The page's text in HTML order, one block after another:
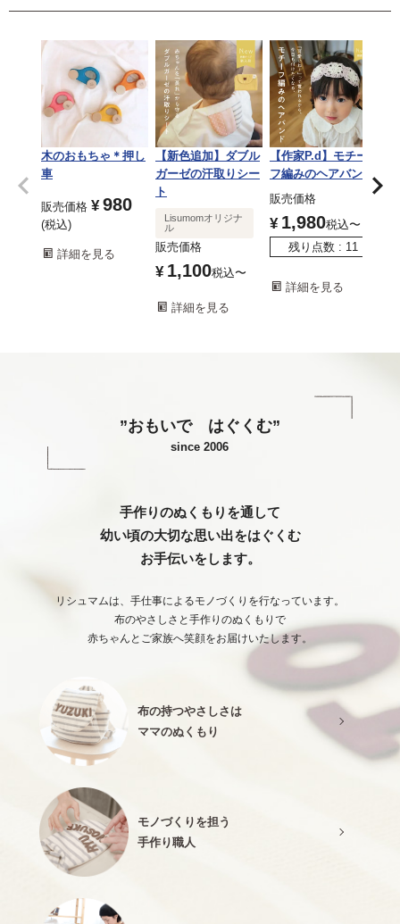
木のおもちゃ＊押し
車
販売価格 ¥ 980
税込
詳細を見る
【新色追加】ダブル
ガーゼの汗取りシー
ト
Lisumomオリジナ
ル
販売価格
¥ 1,100税込〜
詳細を見る
【作家P.d】モチー
フ編みのヘアバンド
販売価格
¥ 1,980税込〜
残り点数
11
詳細を見る
”おもいで はぐくむ”
since 2006
手作りのぬくもりを通して
幼い頃の大切な思い出をはぐくむ
お手伝いをします。
リシュマムは、手仕事によるモノづくりを行なっています。
布のやさしさと手作りのぬくもりで
赤ちゃんとご家族へ笑顔をお届けいたします。
布の持つやさしさは
ママのぬくもり
モノづくりを担う
手作り職人